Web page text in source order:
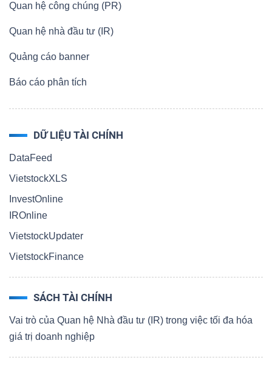
Quan hệ công chúng (PR)
Quan hệ nhà đầu tư (IR)
Quảng cáo banner
Báo cáo phân tích
DỮ LIỆU TÀI CHÍNH
DataFeed
VietstockXLS
InvestOnline
IROnline
VietstockUpdater
VietstockFinance
SÁCH TÀI CHÍNH
Vai trò của Quan hệ Nhà đầu tư (IR) trong việc tối đa hóa
giá trị doanh nghiệp